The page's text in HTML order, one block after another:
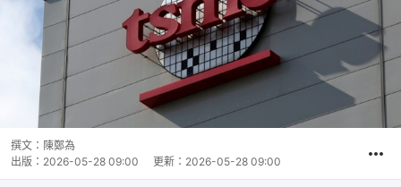
撰文： 陳鄭為
出版： 2026-05-28 09:00 更新： 2026-05-28 09:00